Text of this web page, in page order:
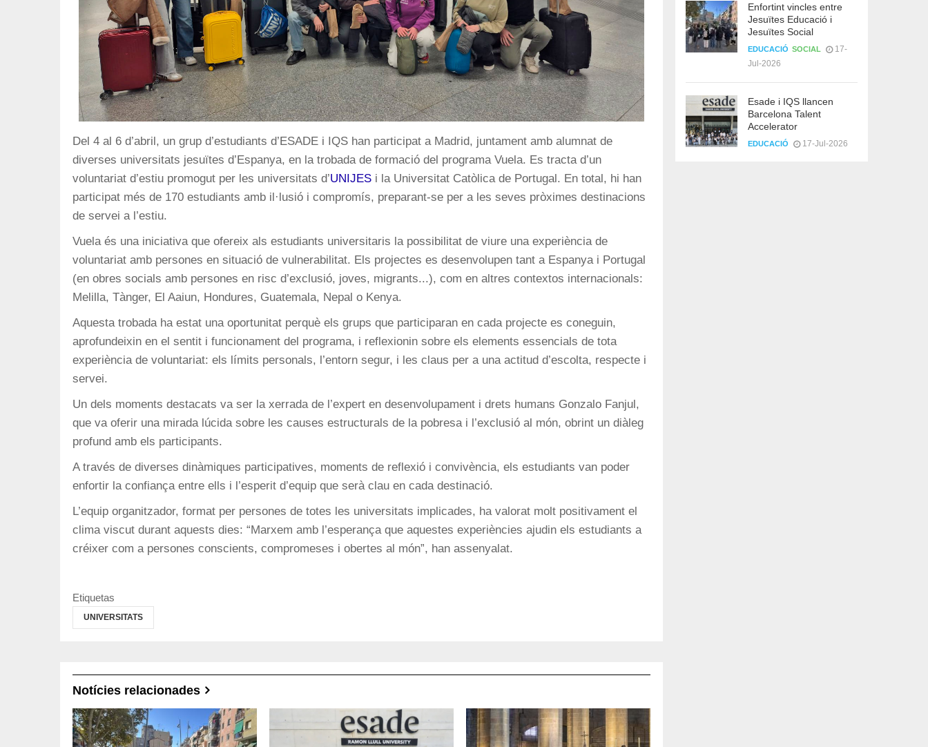
Del 4 al 6 d’abril, un grup d’estudiants d’ESADE i IQS han participat a Madrid, juntament amb alumnat de
diverses universitats jesuïtes d’Espanya, en la trobada de formació del programa Vuela. Es tracta d’un
voluntariat d’estiu promogut per les universitats d’UNIJES i la Universitat Catòlica de Portugal. En total, hi han
participat més de 170 estudiants amb il·lusió i compromís, preparant-se per a les seves pròximes destinacions
de servei a l’estiu.
Vuela és una iniciativa que ofereix als estudiants universitaris la possibilitat de viure una experiència de
voluntariat amb persones en situació de vulnerabilitat. Els projectes es desenvolupen tant a Espanya i Portugal
(en obres socials amb persones en risc d’exclusió, joves, migrants...), com en altres contextos internacionals:
Melilla, Tànger, El Aaiun, Hondures, Guatemala, Nepal o Kenya.
Aquesta trobada ha estat una oportunitat perquè els grups que participaran en cada projecte es coneguin,
aprofundeixin en el sentit i funcionament del programa, i reflexionin sobre els elements essencials de tota
experiència de voluntariat: els límits personals, l’entorn segur, i les claus per a una actitud d’escolta, respecte i
servei.
Un dels moments destacats va ser la xerrada de l’expert en desenvolupament i drets humans Gonzalo Fanjul,
que va oferir una mirada lúcida sobre les causes estructurals de la pobresa i l’exclusió al món, obrint un diàleg
profund amb els participants.
A través de diverses dinàmiques participatives, moments de reflexió i convivència, els estudiants van poder
enfortir la confiança entre ells i l’esperit d’equip que serà clau en cada destinació.
L’equip organitzador, format per persones de totes les universitats implicades, ha valorat molt positivament el
clima viscut durant aquests dies: “Marxem amb l’esperança que aquestes experiències ajudin els estudiants a
créixer com a persones conscients, compromeses i obertes al món”, han assenyalat.
Etiquetas
UNIVERSITATS
Notícies relacionades
Enfortint vincles entre
Jesuïtes Educació i
Jesuïtes Social
EDUCACIÓ SOCIAL
17-
Jul-2026
Esade i IQS llancen
Barcelona Talent
Accelerator
EDUCACIÓ 17-Jul-2026